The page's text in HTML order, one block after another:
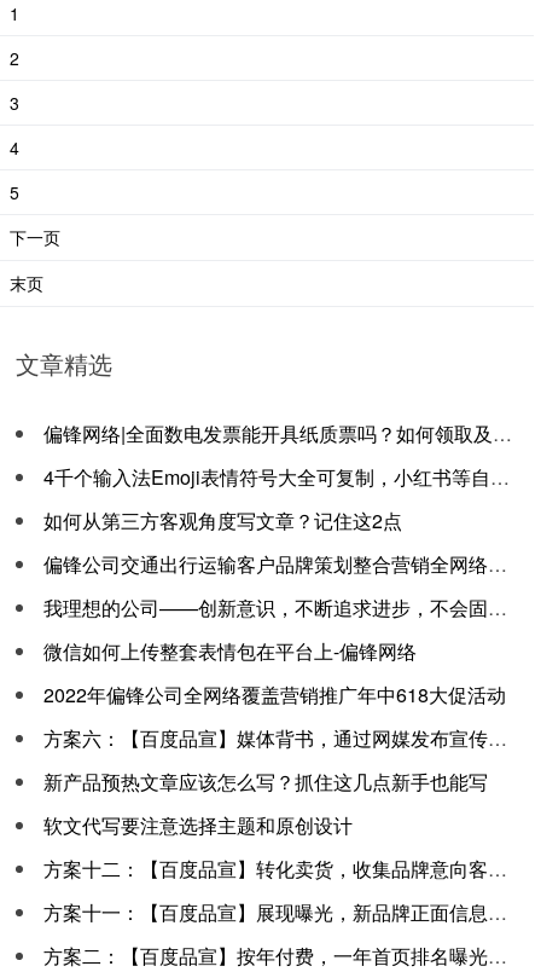
1
2
3
4
5
下一页
末页
文章精选
偏锋网络|全面数电发票能开具纸质票吗？如何领取及开票流程方法
4千个输入法Emoji表情符号大全可复制，小红书等自媒体聊天私域通用
如何从第三方客观角度写文章？记住这2点
偏锋公司交通出行运输客户品牌策划整合营销全网络推广案例G5300
我理想的公司——创新意识，不断追求进步，不会固步自封
微信如何上传整套表情包在平台上-偏锋网络
2022年偏锋公司全网络覆盖营销推广年中618大促活动
方案六：【百度品宣】媒体背书，通过网媒发布宣传推广曝光品牌
新产品预热文章应该怎么写？抓住这几点新手也能写
软文代写要注意选择主题和原创设计
方案十二：【百度品宣】转化卖货，收集品牌意向客户线索和下单转化业绩
方案十一：【百度品宣】展现曝光，新品牌正面信息展现曝光提高知名度
方案二：【百度品宣】按年付费，一年首页排名曝光品牌。